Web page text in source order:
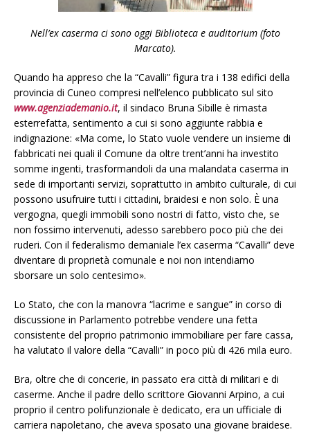
Nell’ex caserma ci sono oggi Biblioteca e auditorium (foto
Marcato).
Quando ha appreso che la “Cavalli” figura tra i 138 edifici della
provincia di Cuneo compresi nell’elenco pubblicato sul sito
www.agenziademanio.it, il sindaco Bruna Sibille è rimasta
esterrefatta, sentimento a cui si sono aggiunte rabbia e
indignazione: «Ma come, lo Stato vuole vendere un insieme di
fabbricati nei quali il Comune da oltre trent’anni ha investito
somme ingenti, trasformandoli da una malandata caserma in
sede di importanti servizi, soprattutto in ambito culturale, di cui
possono usufruire tutti i cittadini, braidesi e non solo. È una
vergogna, quegli immobili sono nostri di fatto, visto che, se
non fossimo intervenuti, adesso sarebbero poco più che dei
ruderi. Con il federalismo demaniale l’ex caserma “Cavalli” deve
diventare di proprietà comunale e noi non intendiamo
sborsare un solo centesimo».
Lo Stato, che con la manovra “lacrime e sangue” in corso di
discussione in Parlamento potrebbe vendere una fetta
consistente del proprio patrimonio immobiliare per fare cassa,
ha valutato il valore della “Cavalli” in poco più di 426 mila euro.
Bra, oltre che di concerie, in passato era città di militari e di
caserme. Anche il padre dello scrittore Giovanni Arpino, a cui
proprio il centro polifunzionale è dedicato, era un ufficiale di
carriera napoletano, che aveva sposato una giovane braidese.